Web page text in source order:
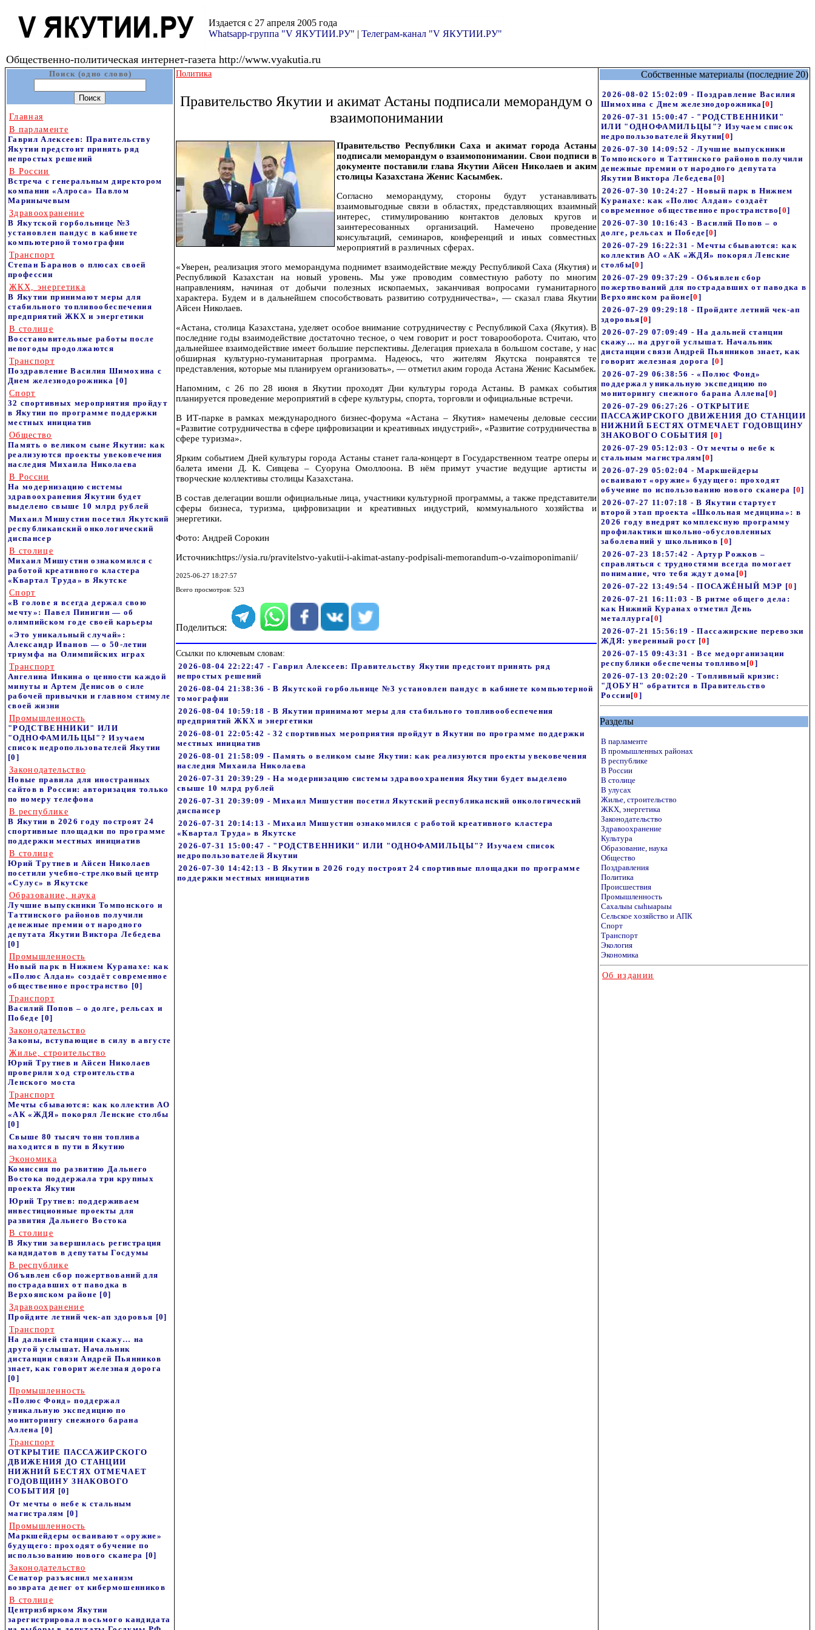
Издается с 27 апреля 2005 года
Whatsapp-группа "V ЯКУТИИ.РУ" | Телеграм-канал "V ЯКУТИИ.РУ"
Общественно-политическая интернет-газета http://www.vyakutia.ru
Поиск (одно слово)
Главная
В парламенте
Гаврил Алексеев: Правительству
Якутии предстоит принять ряд
непростых решений
В России
Встреча с генеральным директором
компании «Алроса» Павлом
Маринычевым
Здравоохранение
В Якутской горбольнице №3
установлен пандус в кабинете
компьютерной томографии
Транспорт
Степан Баранов о плюсах своей
профессии
ЖКХ, энергетика
В Якутии принимают меры для
стабильного топливообеспечения
предприятий ЖКХ и энергетики
В столице
Восстановительные работы после
непогоды продолжаются
Транспорт
Поздравление Василия Шимохина с
Днем железнодорожника [0]
Спорт
32 спортивных мероприятия пройдут
в Якутии по программе поддержки
местных инициатив
Общество
Память о великом сыне Якутии: как
реализуются проекты увековечения
наследия Михаила Николаева
В России
На модернизацию системы
здравоохранения Якутии будет
выделено свыше 10 млрд рублей
Михаил Мишустин посетил Якутский
республиканский онкологический
диспансер
В столице
Михаил Мишустин ознакомился с
работой креативного кластера
«Квартал Труда» в Якутске
Спорт
«В голове я всегда держал свою
мечту»: Павел Пинигин — об
олимпийском годе своей карьеры
«Это уникальный случай»:
Александр Иванов — о 50-летии
триумфа на Олимпийских играх
Транспорт
Ангелина Инкина о ценности каждой
минуты и Артем Денисов о силе
рабочей привычки и главном стимуле
своей жизни
Промышленность
"РОДСТВЕННИКИ" ИЛИ
"ОДНОФАМИЛЬЦЫ"? Изучаем
список недропользователей Якутии
[0]
Законодательство
Новые правила для иностранных
сайтов в России: авторизация только
по номеру телефона
В республике
В Якутии в 2026 году построят 24
спортивные площадки по программе
поддержки местных инициатив
В столице
Юрий Трутнев и Айсен Николаев
посетили учебно-стрелковый центр
«Сулус» в Якутске
Образование, наука
Лучшие выпускники Томпонского и
Таттинского районов получили
денежные премии от народного
депутата Якутии Виктора Лебедева
[0]
Промышленность
Новый парк в Нижнем Куранахе: как
«Полюс Алдан» создаёт современное
общественное пространство [0]
Транспорт
Василий Попов – о долге, рельсах и
Победе [0]
Законодательство
Законы, вступающие в силу в августе
Жилье, строительство
Юрий Трутнев и Айсен Николаев
проверили ход строительства
Ленского моста
Транспорт
Мечты сбываются: как коллектив АО
«АК «ЖДЯ» покорял Ленские столбы
[0]
Свыше 80 тысяч тонн топлива
находится в пути в Якутию
Экономика
Комиссия по развитию Дальнего
Востока поддержала три крупных
проекта Якутии
Юрий Трутнев: поддерживаем
инвестиционные проекты для
развития Дальнего Востока
В столице
В Якутии завершилась регистрация
кандидатов в депутаты Госдумы
В республике
Объявлен сбор пожертвований для
пострадавших от паводка в
Верхоянском районе [0]
Здравоохранение
Пройдите летний чек-ап здоровья [0]
Транспорт
На дальней станции скажу… на
другой услышат. Начальник
дистанции связи Андрей Пьянников
знает, как говорит железная дорога
[0]
Промышленность
«Полюс Фонд» поддержал
уникальную экспедицию по
мониторингу снежного барана
Аллена [0]
Транспорт
ОТКРЫТИЕ ПАССАЖИРСКОГО
ДВИЖЕНИЯ ДО СТАНЦИИ
НИЖНИЙ БЕСТЯХ ОТМЕЧАЕТ
ГОДОВЩИНУ ЗНАКОВОГО
СОБЫТИЯ [0]
От мечты о небе к стальным
магистралям [0]
Промышленность
Маркшейдеры осваивают «оружие»
будущего: проходят обучение по
использованию нового сканера [0]
Законодательство
Сенатор разъяснил механизм
возврата денег от кибермошенников
В столице
Центризбирком Якутии
зарегистрировал восьмого кандидата
Политика
Правительство Якутии и акимат Астаны подписали меморандум о
взаимопонимании
Правительство Республики Саха и акимат города Астаны
подписали меморандум о взаимопонимании. Свои подписи в
документе поставили глава Якутии Айсен Николаев и аким
столицы Казахстана Женис Касымбек.
Согласно меморандуму, стороны будут устанавливать
взаимовыгодные связи в областях, представляющих взаимный
интерес, стимулированию контактов деловых кругов и
заинтересованных организаций. Намечено проведение
консультаций, семинаров, конференций и иных совместных
мероприятий в различных сферах.
«Уверен, реализация этого меморандума поднимет взаимодействие между Республикой Саха (Якутия) и
Республикой Казахстан на новый уровень. Мы уже проводим совместную работу по многим
направлениям, начиная от добычи полезных ископаемых, заканчивая вопросами гуманитарного
характера. Будем и в дальнейшем способствовать развитию сотрудничества», — сказал глава Якутии
Айсен Николаев.
«Астана, столица Казахстана, уделяет особое внимание сотрудничеству с Республикой Саха (Якутия). В
последние годы взаимодействие достаточно тесное, о чем говорит и рост товарооборота. Считаю, что
дальнейшее взаимодействие имеет большие перспективы. Делегация приехала в большом составе, у нас
обширная культурно-гуманитарная программа. Надеюсь, что жителям Якутска понравятся те
представления, которые мы планируем организовать», — отметил аким города Астана Женис Касымбек.
Напомним, с 26 по 28 июня в Якутии проходят Дни культуры города Астаны. В рамках события
планируется проведение мероприятий в сфере культуры, спорта, торговли и официальные встречи.
В ИТ-парке в рамках международного бизнес-форума «Астана – Якутия» намечены деловые сессии
«Развитие сотрудничества в сфере цифровизации и креативных индустрий», «Развитие сотрудничества в
сфере туризма».
Ярким событием Дней культуры города Астаны станет гала-концерт в Государственном театре оперы и
балета имени Д. К. Сивцева – Суоруна Омоллоона. В нём примут участие ведущие артисты и
творческие коллективы столицы Казахстана.
В состав делегации вошли официальные лица, участники культурной программы, а также представители
сферы бизнеса, туризма, цифровизации и креативных индустрий, коммунального хозяйства и
энергетики.
Фото: Андрей Сорокин
Источник:https://ysia.ru/pravitelstvo-yakutii-i-akimat-astany-podpisali-memorandum-o-vzaimoponimanii/
2025-06-27 18:27:57
Всего просмотров: 523
Поделиться:
Ссылки по ключевым словам:
2026-08-04 22:22:47 - Гаврил Алексеев: Правительству Якутии предстоит принять ряд
непростых решений
2026-08-04 21:38:36 - В Якутской горбольнице №3 установлен пандус в кабинете компьютерной
томографии
2026-08-04 10:59:18 - В Якутии принимают меры для стабильного топливообеспечения
предприятий ЖКХ и энергетики
2026-08-01 22:05:42 - 32 спортивных мероприятия пройдут в Якутии по программе поддержки
местных инициатив
2026-08-01 21:58:09 - Память о великом сыне Якутии: как реализуются проекты увековечения
наследия Михаила Николаева
2026-07-31 20:39:29 - На модернизацию системы здравоохранения Якутии будет выделено
свыше 10 млрд рублей
2026-07-31 20:39:09 - Михаил Мишустин посетил Якутский республиканский онкологический
диспансер
2026-07-31 20:14:13 - Михаил Мишустин ознакомился с работой креативного кластера
«Квартал Труда» в Якутске
2026-07-31 15:00:47 - "РОДСТВЕННИКИ" ИЛИ "ОДНОФАМИЛЬЦЫ"? Изучаем список
недропользователей Якутии
2026-07-30 14:42:13 - В Якутии в 2026 году построят 24 спортивные площадки по программе
поддержки местных инициатив
Собственные материалы (последние 20)
2026-08-02 15:02:09 - Поздравление Василия
Шимохина с Днем железнодорожника [0]
2026-07-31 15:00:47 - "РОДСТВЕННИКИ"
ИЛИ "ОДНОФАМИЛЬЦЫ"? Изучаем список
недропользователей Якутии[0]
2026-07-30 14:09:52 - Лучшие выпускники
Томпонского и Таттинского районов получили
денежные премии от народного депутата
Якутии Виктора Лебедева [0]
2026-07-30 10:24:27 - Новый парк в Нижнем
Куранахе: как «Полюс Алдан» создаёт
современное общественное пространство [0]
2026-07-30 10:16:43 - Василий Попов – о
долге, рельсах и Победе [0]
2026-07-29 16:22:31 - Мечты сбываются: как
коллектив АО «АК «ЖДЯ» покорял Ленские
столбы[0 ]
2026-07-29 09:37:29 - Объявлен сбор
пожертвований для пострадавших от паводка в
Верхоянском районе[0 ]
2026-07-29 09:29:18 - Пройдите летний чек-ап
здоровья [0]
2026-07-29 07:09:49 - На дальней станции
скажу… на другой услышат. Начальник
дистанции связи Андрей Пьянников знает, как
говорит железная дорога [0 ]
2026-07-29 06:38:56 - «Полюс Фонд»
поддержал уникальную экспедицию по
мониторингу снежного барана Аллена[0]
2026-07-29 06:27:26 - ОТКРЫТИЕ
ПАССАЖИРСКОГО ДВИЖЕНИЯ ДО СТАНЦИИ
НИЖНИЙ БЕСТЯХ ОТМЕЧАЕТ ГОДОВЩИНУ
ЗНАКОВОГО СОБЫТИЯ [0 ]
2026-07-29 05:12:03 - От мечты о небе к
стальным магистралям [0]
2026-07-29 05:02:04 - Маркшейдеры
осваивают «оружие» будущего: проходят
обучение по использованию нового сканера [0]
2026-07-27 11:07:18 - В Якутии стартует
второй этап проекта «Школьная медицина»: в
2026 году внедрят комплексную программу
профилактики школьно-обусловленных
заболеваний у школьников [0]
2026-07-23 18:57:42 - Артур Рожков –
справляться с трудностями всегда помогает
понимание, что тебя ждут дома [0]
2026-07-22 13:49:54 - ПОСАЖЁНЫЙ МЭР [0 ]
2026-07-21 16:11:03 - В ритме общего дела:
как Нижний Куранах отметил День
металлурга[0]
2026-07-21 15:56:19 - Пассажирские перевозки
ЖДЯ: уверенный рост [0]
2026-07-15 09:43:31 - Все медорганизации
республики обеспечены топливом[0 ]
2026-07-13 20:02:20 - Топливный кризис:
"ДОБУН" обратится в Правительство
России[0 ]
Разделы
В парламенте
В промышленных районах
В республике
В России
В столице
В улусах
Жилье, строительство
ЖКХ, энергетика
Законодательство
Здравоохранение
Культура
Образование, наука
Общество
Поздравления
Политика
Происшествия
Промышленность
Сахалыы сыhыарыы
Сельское хозяйство и АПК
Спорт
Транспорт
Экология
Экономика
Об издании